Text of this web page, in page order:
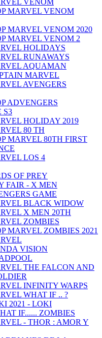
VENOM
MARVEL VENOM
MARVEL VENOM 2020
MARVEL VENOM 2
HOLIDAYS
RUNAWAYS
AQUAMAN
MARVEL
AVENGERS
ADVENGERS
S3
HOLIDAY 2019
80 TH
MARVEL 80TH FIRST
LOS 4
OF PREY
FAIR - X MEN
GAME
BLACK WIDOW
X MEN 20TH
ZOMBIES
MARVEL ZOMBIES 2021
VISION
THE FALCON AND
INFINITY WARPS
WHAT IF .. ?
2021 - LOKI
IF...... ZOMBIES
- THOR : AMOR Y